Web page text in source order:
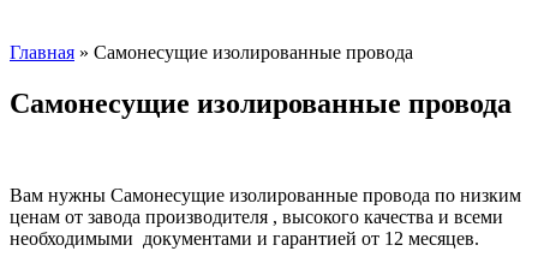
Главная » Самонесущие изолированные провода
Самонесущие изолированные провода
Вам нужны Самонесущие изолированные провода по низким
ценам от завода производителя , высокого качества и всеми
необходимыми документами и гарантией от 12 месяцев.